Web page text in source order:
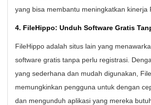
yang bisa membantu meningkatkan kinerja
4. FileHippo: Unduh Software Gratis
FileHippo adalah situs lain yang
software gratis tanpa perlu registrasi.
yang sederhana dan mudah digunakan,
memungkinkan pengguna untuk dengan
dan mengunduh aplikasi yang mereka